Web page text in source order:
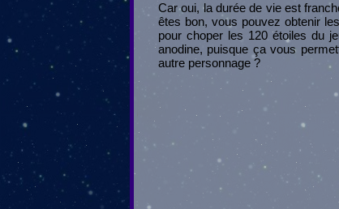
Car oui, la durée de vie est
êtes bon, vous pouvez obtenir
pour choper les 120 étoiles du
anodine, puisque ça vous
autre personnage ?